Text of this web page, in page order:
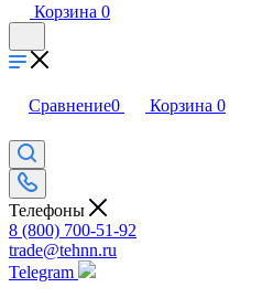
Корзина 0
Сравнение0 Корзина 0
Телефоны
8 (800) 700-51-92
trade@tehnn.ru
Telegram